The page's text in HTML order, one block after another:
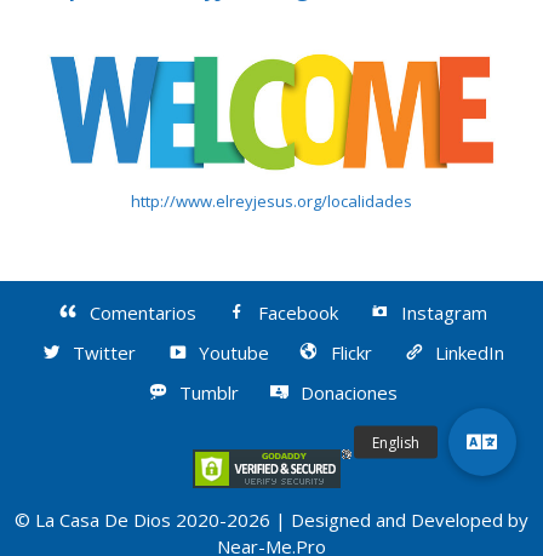
http://www.elreyjesus.org/localidades
Comentarios Facebook
Instagram
Twitter
Youtube Flickr
LinkedIn
Tumblr
Donaciones
© La Casa De Dios 2020-2026 | Designed and Developed by
Near-Me.Pro